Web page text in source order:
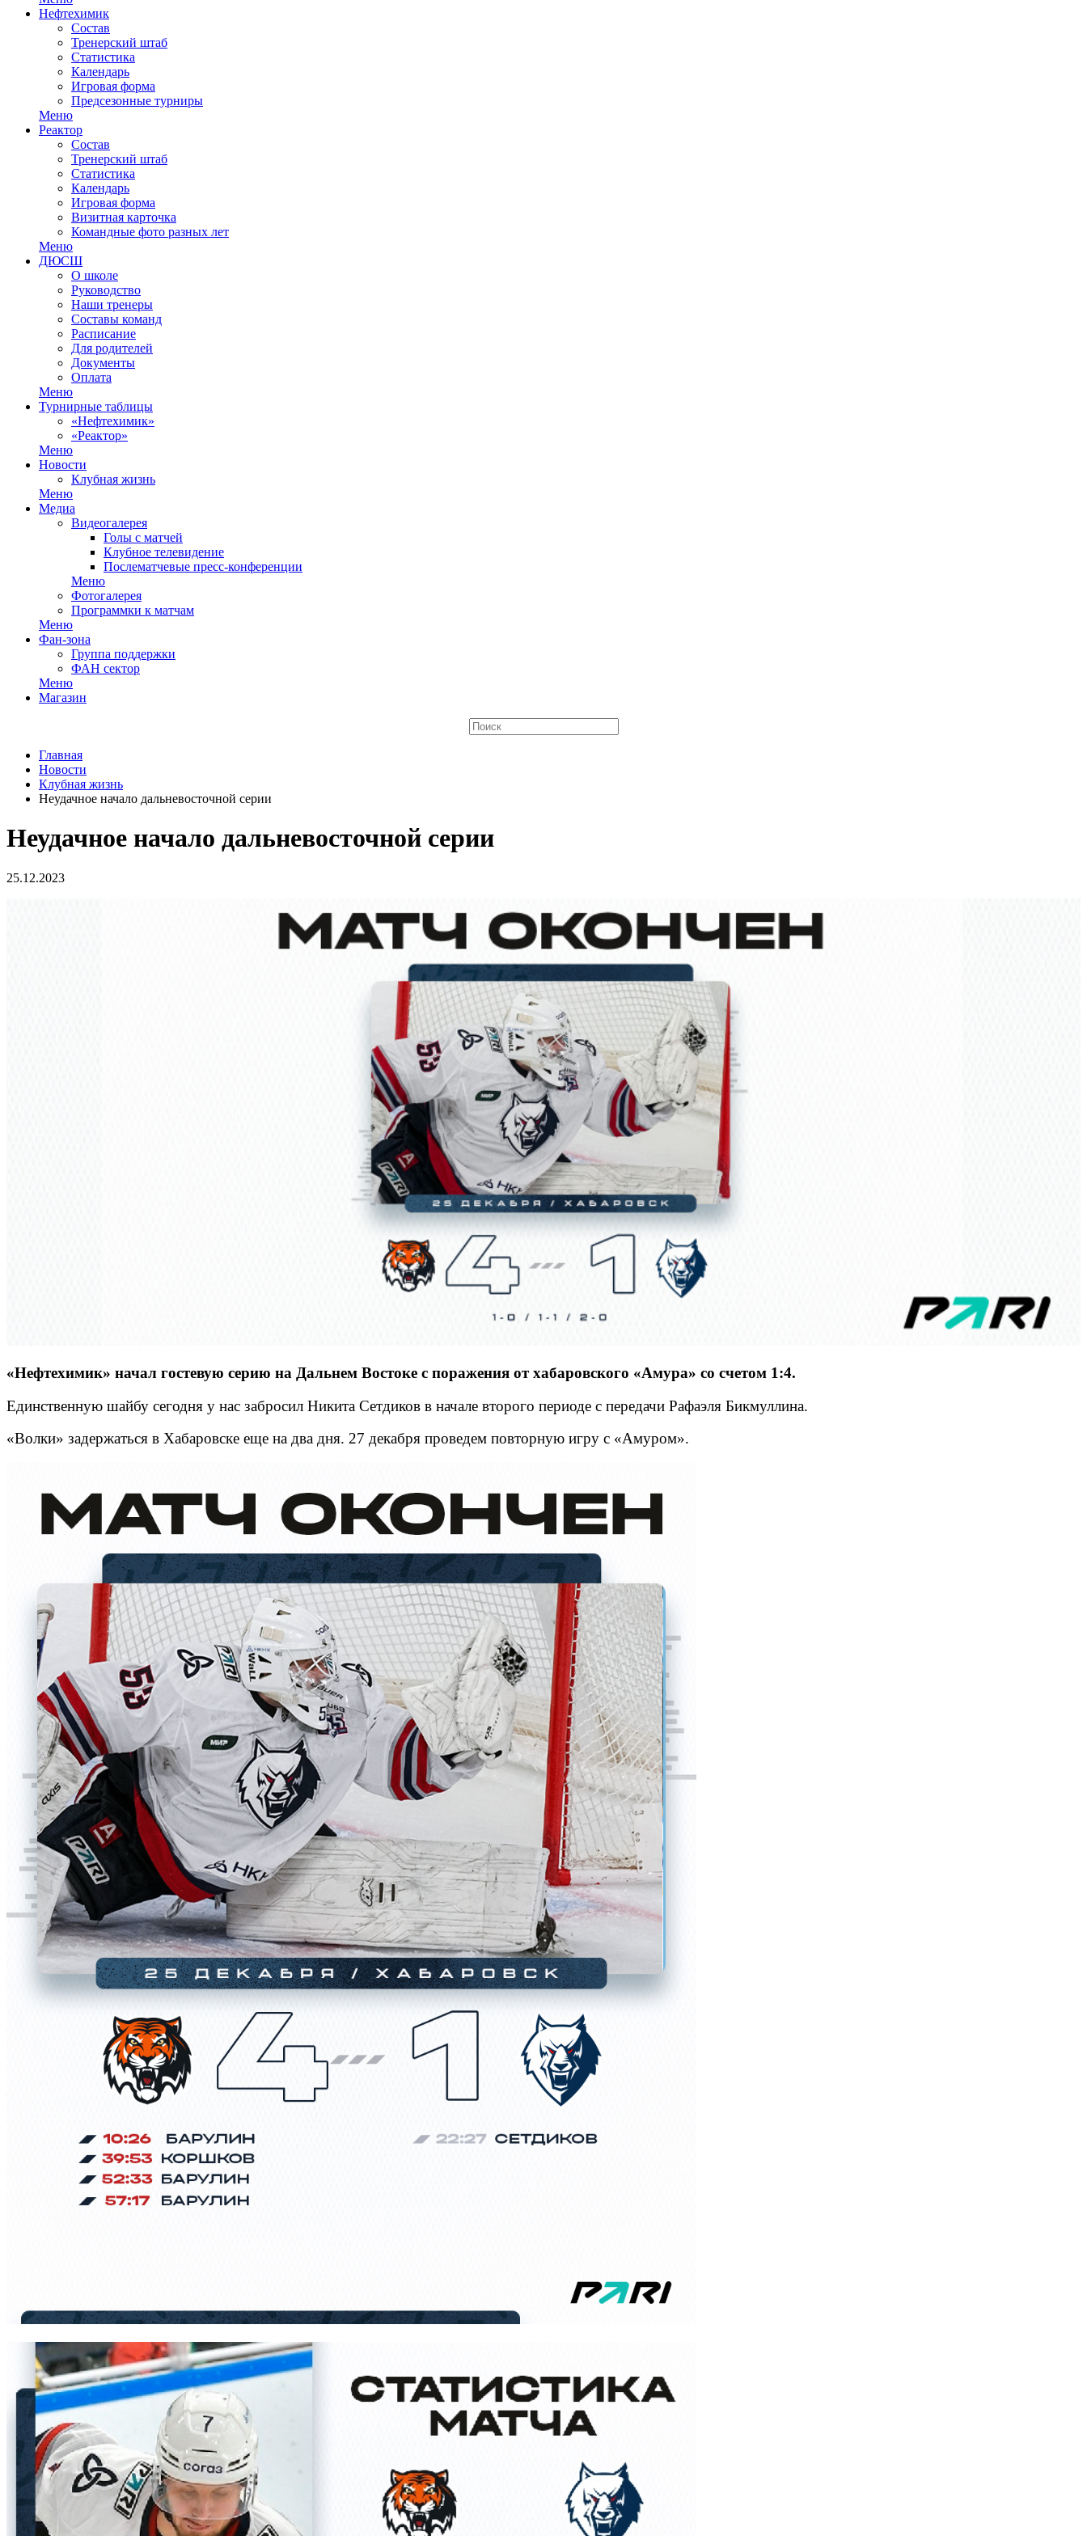
Нефтехимик
Состав
Тренерский штаб
Статистика
Календарь
Игровая форма
Предсезонные турниры
Меню
Реактор
Состав
Тренерский штаб
Статистика
Календарь
Игровая форма
Визитная карточка
Командные фото разных лет
Меню
ДЮСШ
О школе
Руководство
Наши тренеры
Составы команд
Расписание
Для родителей
Документы
Оплата
Меню
Турнирные таблицы
«Нефтехимик»
«Реактор»
Меню
Новости
Клубная жизнь
Меню
Медиа
Видеогалерея
Голы с матчей
Клубное телевидение
Послематчевые пресс-конференции
Меню
Фотогалерея
Программки к матчам
Меню
Фан-зона
Группа поддержки
ФАН сектор
Меню
Магазин
Главная
Новости
Клубная жизнь
Неудачное начало дальневосточной серии
Неудачное начало дальневосточной серии
25.12.2023
«Нефтехимик» начал гостевую серию на Дальнем Востоке с поражения от хабаровского «Амура» со счетом 1:4.
Единственную шайбу сегодня у нас забросил Никита Сетдиков в начале второго периоде с передачи Рафаэля Бикмуллина.
«Волки» задержаться в Хабаровске еще на два дня. 27 декабря проведем повторную игру с «Амуром».